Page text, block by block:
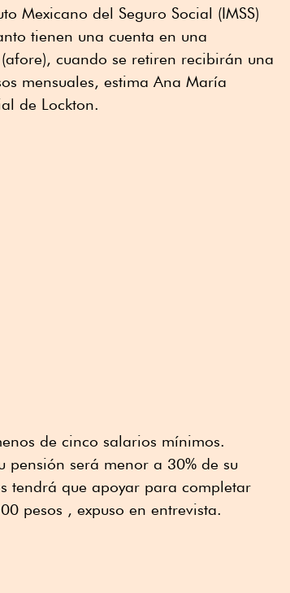
Mexicano del Seguro Social (IMSS)
tienen una cuenta en una
cuando se retiren recibirán una
mensuales, estima Ana María
de Lockton.
de cinco salarios mínimos.
pensión será menor a 30% de su
tendrá que apoyar para completar
pesos , expuso en entrevista.